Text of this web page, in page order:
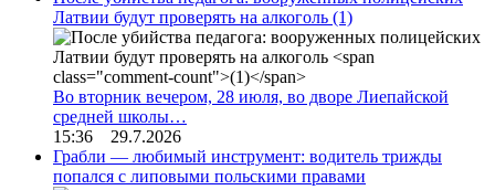
Латвии будут проверять на алкоголь (1)
Во вторник вечером, 28 июля, во дворе Лиепайской
средней школы…
15:36 29.7.2026
Грабли — любимый инструмент: водитель трижды
попался с липовыми польскими правами